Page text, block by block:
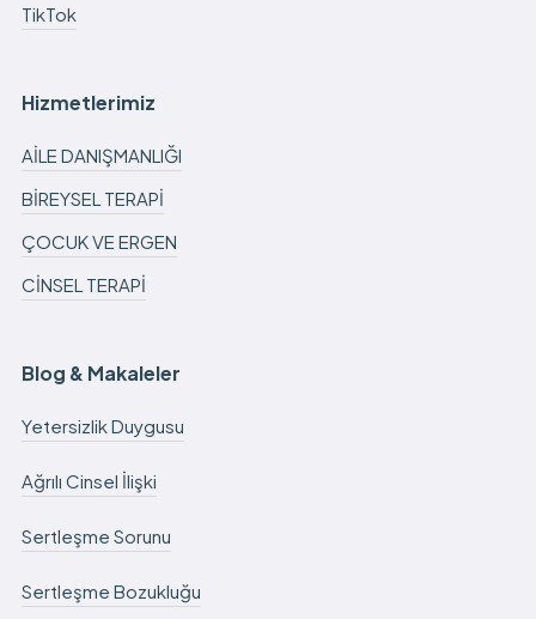
TikTok
Hizmetlerimiz
AİLE DANIŞMANLIĞI
BİREYSEL TERAPİ
ÇOCUK VE ERGEN
CİNSEL TERAPİ
Blog & Makaleler
Yetersizlik Duygusu
Ağrılı Cinsel İlişki
Sertleşme Sorunu
Sertleşme Bozukluğu